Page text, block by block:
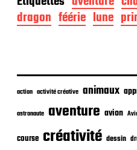
e
d
e
l
i
a
i
dragon féérie lune
action activité créative animaux
astronaute aventure avion
course créativité dessin